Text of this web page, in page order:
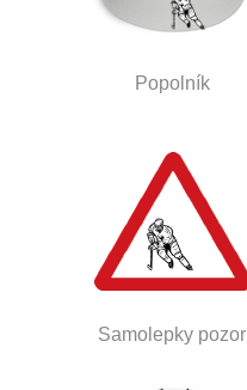
Popolník
Samolepky pozor